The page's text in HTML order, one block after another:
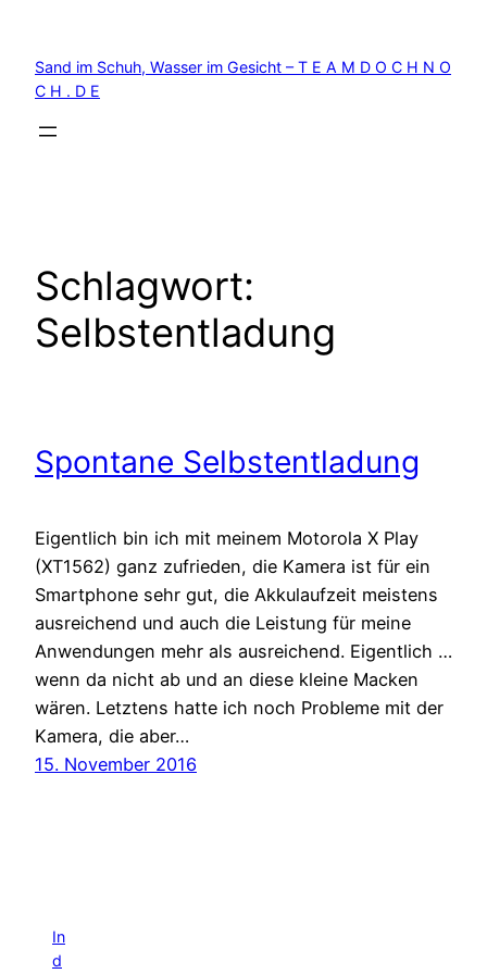
springen
Sand im Schuh, Wasser im Gesicht – T E A M D O C H N O
C H . D E
Schlagwort:
Selbstentladung
Spontane Selbstentladung
Eigentlich bin ich mit meinem Motorola X Play
(XT1562) ganz zufrieden, die Kamera ist für ein
Smartphone sehr gut, die Akkulaufzeit meistens
ausreichend und auch die Leistung für meine
Anwendungen mehr als ausreichend. Eigentlich …
wenn da nicht ab und an diese kleine Macken
wären. Letztens hatte ich noch Probleme mit der
Kamera, die aber…
15. November 2016
In
d